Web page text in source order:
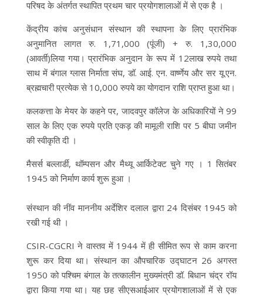
परिषद के अंतर्गत स्थापित प्रथम चार प्रयोगशालाओं में से एक है ।
केंद्रीय कांच अनुसंधान संस्थान की स्थापना के लिए प्रारंभिक
अनुमानित लागत रु. 1,71,000 (पूंजी) + रु. 1,30,000
(आवर्ती)लिया गया। प्रारंभिक अनुदान के रूप में 12लाख रुपये तथा
साथ में बंगाल ग्लास निर्माता संघ, डॉ. आई. एन. वार्ष्णेय और सर यू.एन.
ब्रह्मचारी प्रत्येक से 10,000 रुपये का योगदान राशि प्राप्त हुआ था।
कलकत्ता के मेयर के कहने पर, जादवपुर कॉलेज के अधिकारियों ने 99
साल के लिए एक रुपये प्रति एकड़ की मामूली राशि पर 5 बीघा जमीन
की स्वीकृति दी ।
मैसर्स बल्लार्डी, थॉम्पसन और मैथ्यू आर्किटेक्ट चुने गए । 1 सितंबर
1945 को निर्माण कार्य शुरू हुआ ।
संस्थान की नींव माननीय अर्देशिर दलाल द्वारा 24 दिसंबर 1945 को
रखी गई थी ।
CSIR-CGCRI ने वास्तव में 1944 में ही सीमित रूप से काम करना
शुरू कर दिया था। संस्थान का औपचारिक उद्घाटन 26 अगस्त
1950 को पश्चिम बंगाल के तत्कालीन मुख्यमंत्री डॉ. बिधान चंद्र रॉय
द्वारा किया गया था। यह छह सीएसआईआर प्रयोगशालाओं में से एक